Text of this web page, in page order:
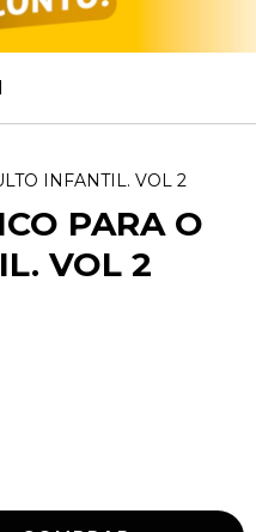
INFANTIL. VOL 2
PARA O
VOL 2